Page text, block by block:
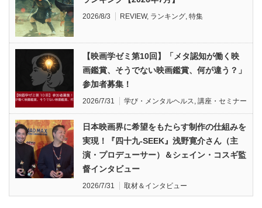
2026/8/3 REVIEW, ランキング, 特集
【映画学ゼミ第10回】「メタ認知が働く映
画鑑賞、そうでない映画鑑賞、何が違う？」
参加者募集！
2026/7/31 学び・メンタルヘルス, 講座・セミナー
日本映画界に希望をもたらす制作の仕組みを
実現！『四十九-SEEK』浅野寛介さん（主
演・プロデューサー）＆シェイン・コスギ監
督インタビュー
2026/7/31 取材＆インタビュー